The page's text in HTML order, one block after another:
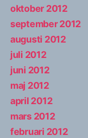
oktober 2012
september 2012
augusti 2012
juli 2012
juni 2012
maj 2012
april 2012
mars 2012
februari 2012